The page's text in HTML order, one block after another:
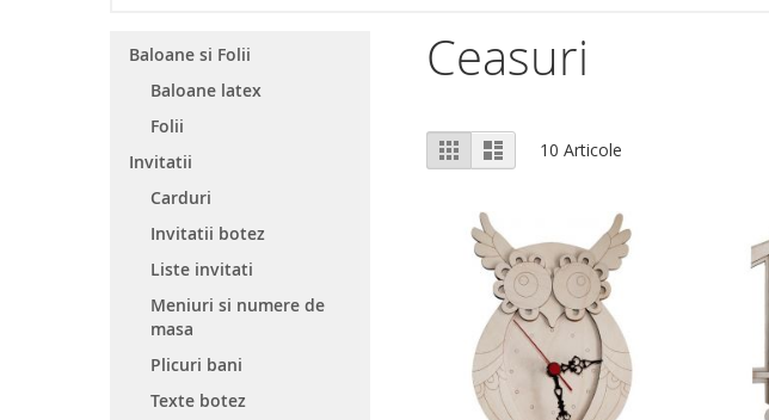
Ceasuri
Vizualizare
ca
Grila Lista 10 Articole
Baloane si Folii
Baloane latex
Folii
Invitatii
Carduri
Invitatii botez
Liste invitati
Meniuri si numere de
masa
Plicuri bani
Texte botez